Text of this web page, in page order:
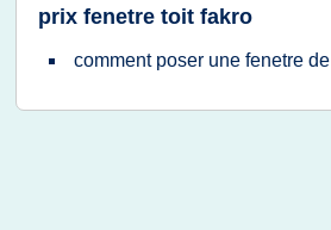
prix fenetre toit fakro
comment poser une fenetre de